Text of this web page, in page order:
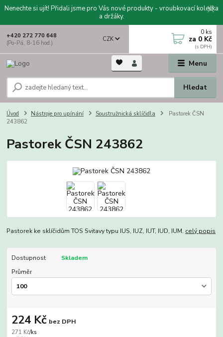
Nenechte si ujít! Přidali jsme pro Vás nové produkty - vroubkovací kolečka
a držáky.
Menu
CZK
Hledat
+420 272 770 648
(Po-Pá, 8-16 hod.)
0 ks
za 0 Kč
Úvod Nástroje pro upínání Soustružnická sklíčidla
Pastorek ČSN
243862
Pastorek ČSN 243862
Pastorek ke sklíčidům TOS Svitavy typu IUS, IUZ, IUT, IUD, IUM. celý popis
Dostupnost
Skladem
Průměr
271 Kč/ks
224 Kč bez DPH